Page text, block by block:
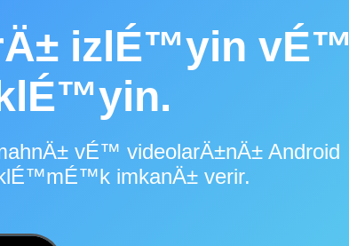
izlÉ™yin vÉ™
vÉ™ videolarÄ±nÄ± Android
imkanÄ± verir.